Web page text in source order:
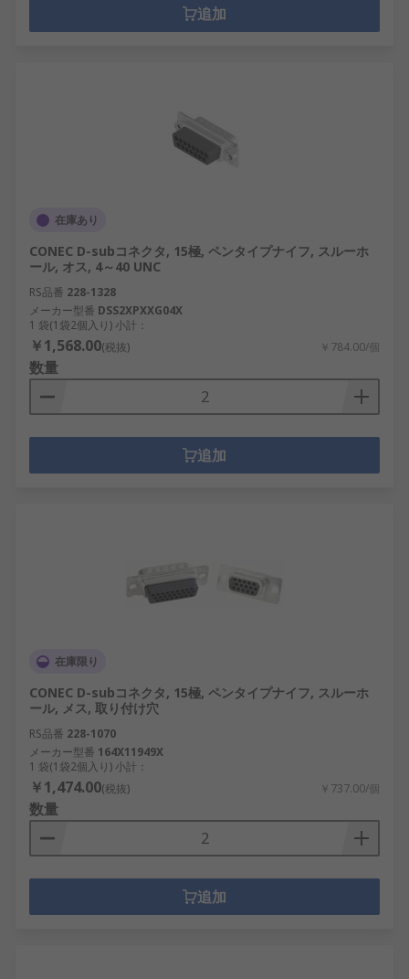
追加
在庫あり
CONEC D-subコネクタ, 15極, ペンタイプナイフ, スルーホ
ール, オス, 4～40 UNC
RS品番 228-1328
メーカー型番 DSS2XPXXG04X
1 袋(1袋2個入り) 小計：
￥1,568.00(税抜) ￥784.00/個
数量
追加
在庫限り
CONEC D-subコネクタ, 15極, ペンタイプナイフ, スルーホ
ール, メス, 取り付け穴
RS品番 228-1070
メーカー型番 164X11949X
1 袋(1袋2個入り) 小計：
￥1,474.00(税抜) ￥737.00/個
数量
追加